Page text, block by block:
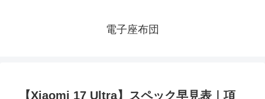
電子座布団
【Xiaomi 17 Ultra】スペック早見表｜項